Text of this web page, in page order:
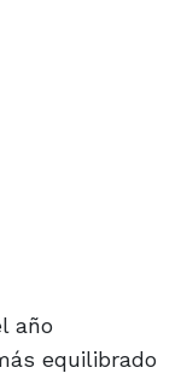
año
equilibrado